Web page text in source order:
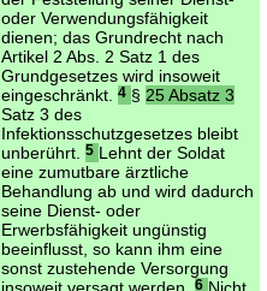
oder Verwendungsfähigkeit
dienen; das Grundrecht nach
Artikel 2 Abs. 2 Satz 1 des
Grundgesetzes wird insoweit
eingeschränkt.
4 § 25 Absatz 3
Satz 3 des
Infektionsschutzgesetzes bleibt
unberührt.
5 Lehnt der Soldat
eine zumutbare ärztliche
Behandlung ab und wird dadurch
seine Dienst- oder
Erwerbsfähigkeit ungünstig
beeinflusst, so kann ihm eine
sonst zustehende Versorgung
insoweit versagt werden.
6 Nicht